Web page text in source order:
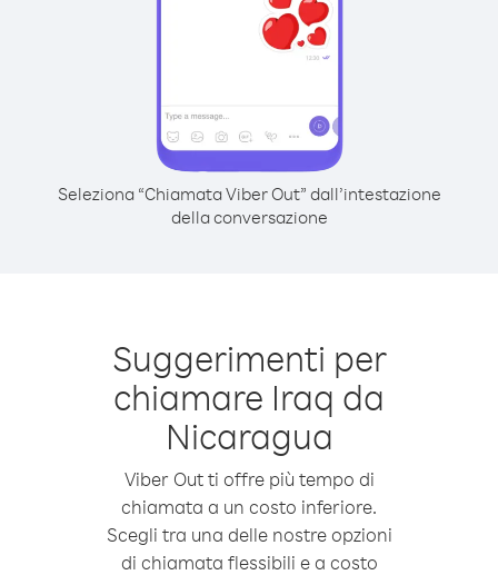
Seleziona “Chiamata Viber Out” dall’intestazione
della conversazione
Suggerimenti per
chiamare Iraq da
Nicaragua
Viber Out ti offre più tempo di
chiamata a un costo inferiore.
Scegli tra una delle nostre opzioni
di chiamata flessibili e a costo